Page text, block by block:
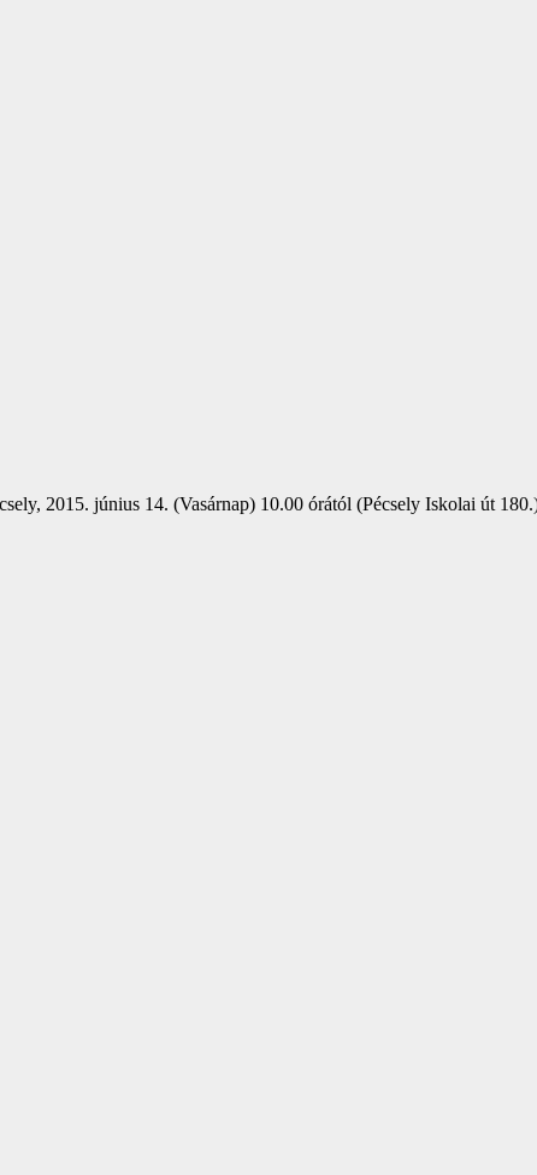
2015. június 14. (Vasárnap) 10.00 órától (Pécsely Iskolai út